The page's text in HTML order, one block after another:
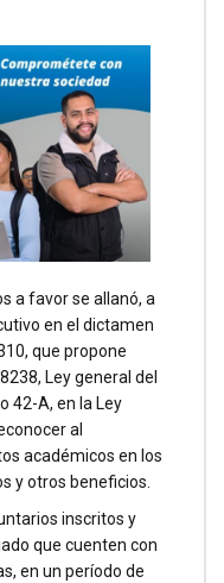
a favor se allanó, a
en el dictamen
que propone
Ley general del
42-A, en la Ley
al
académicos en los
y otros beneficios.
inscritos y
que cuenten con
en un período de